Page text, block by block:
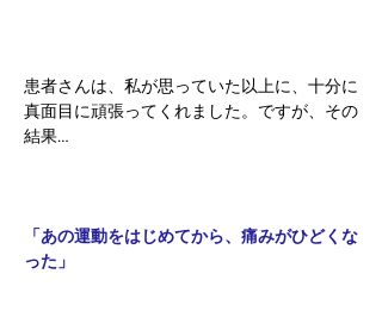
患者さんは、私が思っていた以上に、十分に
真面目に頑張ってくれました。ですが、その
結果…
「あの運動をはじめてから、痛みがひどくな
った」